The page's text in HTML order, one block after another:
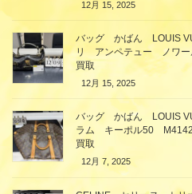
12月 15, 2025
バッグ かばん LOUIS
リ アンペテュー ノワ
買取
12月 15, 2025
バッグ かばん LOUIS
ラム キーポル50
買取
12月 7, 2025